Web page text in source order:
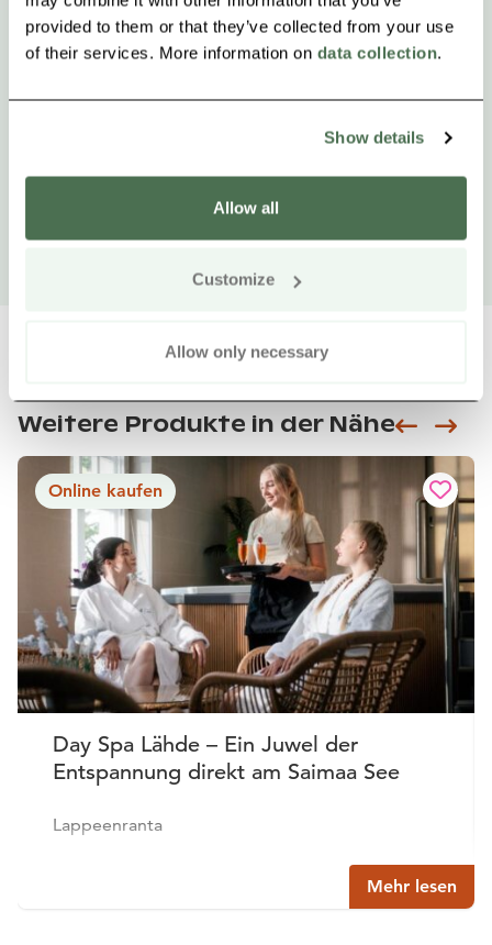
provided to them or that they’ve collected from your use
of their services. More information on data collection.
Show details
Allow all
Customize
Allow only necessary
Weitere Produkte in der Nähe
Online kaufen
Day Spa Lähde – Ein Juwel der
Entspannung direkt am Saimaa See
Lappeenranta
Mehr lesen
Siirry